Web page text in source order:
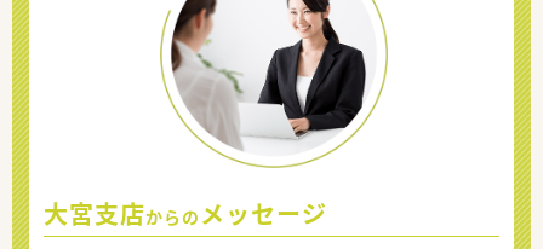
大宮支店からの メッセージ